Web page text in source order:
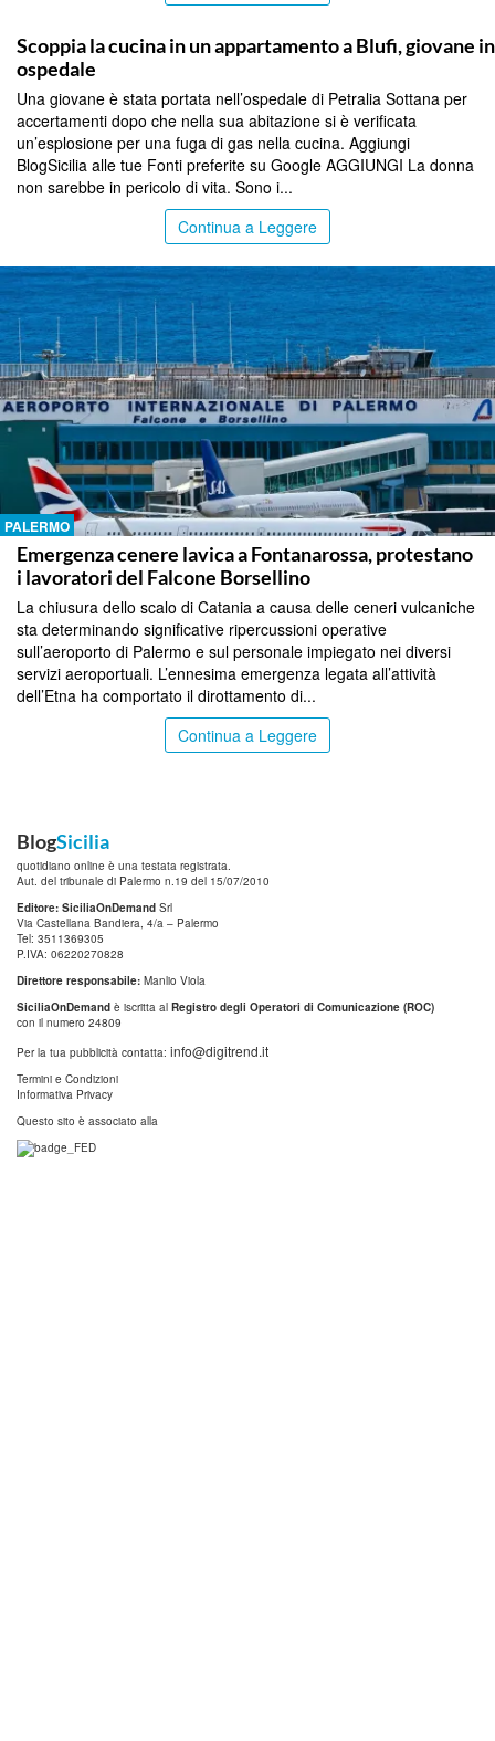
Scoppia la cucina in un appartamento a Blufi, giovane in
ospedale
Una giovane è stata portata nell’ospedale di Petralia Sottana per
accertamenti dopo che nella sua abitazione si è verificata
un’esplosione per una fuga di gas nella cucina. Aggiungi
BlogSicilia alle tue Fonti preferite su Google AGGIUNGI La donna
non sarebbe in pericolo di vita. Sono i...
Continua a Leggere
PALERMO
Emergenza cenere lavica a Fontanarossa, protestano
i lavoratori del Falcone Borsellino
La chiusura dello scalo di Catania a causa delle ceneri vulcaniche
sta determinando significative ripercussioni operative
sull’aeroporto di Palermo e sul personale impiegato nei diversi
servizi aeroportuali. L’ennesima emergenza legata all’attività
dell’Etna ha comportato il dirottamento di...
Continua a Leggere
BlogSicilia
quotidiano online è una testata registrata.
Aut. del tribunale di Palermo n.19 del 15/07/2010
Editore: SiciliaOnDemand Srl
Via Castellana Bandiera, 4/a – Palermo
Tel: 3511369305
P.IVA: 06220270828
Direttore responsabile: Manlio Viola
SiciliaOnDemand è iscritta al Registro degli Operatori di Comunicazione (ROC)
con il numero 24809
Per la tua pubblicità contatta: info@digitrend.it
Termini e Condizioni
Informativa Privacy
Questo sito è associato alla